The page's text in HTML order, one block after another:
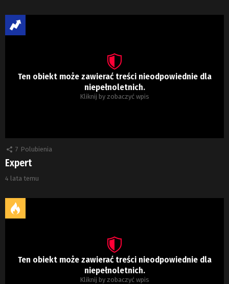
Ten obiekt może zawierać treści nieodpowiednie dla
niepełnoletnich.
Kliknij by zobaczyć wpis
7 Polubienia
Expert
4 lata temu
Ten obiekt może zawierać treści nieodpowiednie dla
niepełnoletnich.
Kliknij by zobaczyć wpis